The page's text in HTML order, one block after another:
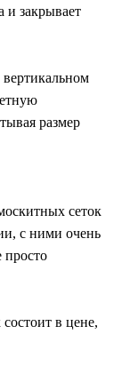
и закрывает
размер
сеток
с ними очень
просто
в цене,